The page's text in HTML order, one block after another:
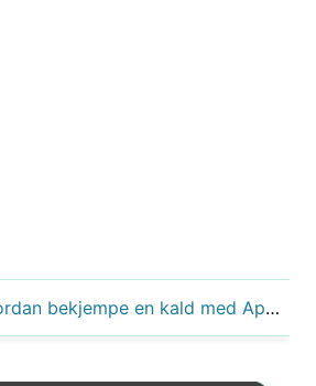
Hvordan bekjempe en kald med Appelsiner